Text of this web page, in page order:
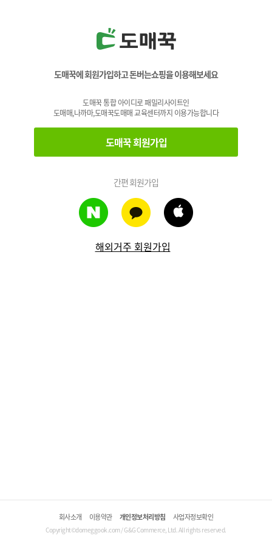
도매꾹에 회원가입하고 돈버는쇼핑을 이용해보세요
도매꾹 통합 아이디로 패밀리사이트인
도매매,나까마,도매꾹도매매 교육센터까지 이용가능합니다
도매꾹 회원가입
간편 회원가입
해외거주 회원가입
회사소개 이용약관 개인정보처리방침 사업자정보확인
Copyright©domeggook.com / G&G Commerce, Ltd. All rights reserved.